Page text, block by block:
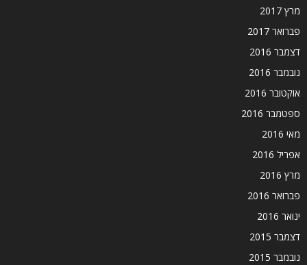
מרץ 2017
פברואר 2017
דצמבר 2016
נובמבר 2016
אוקטובר 2016
ספטמבר 2016
מאי 2016
אפריל 2016
מרץ 2016
פברואר 2016
ינואר 2016
דצמבר 2015
נובמבר 2015